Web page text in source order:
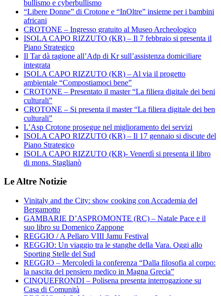
bullismo e cyberbullismo
“Libere Donne” di Crotone e “InOltre” insieme per i bambini
africani
CROTONE – Ingresso gratuito al Museo Archeologico
ISOLA CAPO RIZZUTO (KR) – Il 7 febbraio si presenta il
Piano Strategico
Il Tar dà ragione all’Adp di Kr sull’assistenza domiciliare
integrata
ISOLA CAPO RIZZUTO (KR) – Al via il progetto
ambientale “Compostiamoci bene”
CROTONE – Presentato il master “La filiera digitale dei beni
culturali”
CROTONE – Si presenta il master “La filiera digitale dei ben
culturali”
L’Asp Crotone prosegue nel miglioramento dei servizi
ISOLA CAPO RIZZUTO (KR) – Il 17 gennaio si discute del
Piano Strategico
ISOLA CAPO RIZZUTO (KR)- Venerdì si presenta il libro
di mons. Staglianò
Le Altre Notizie
Vinitaly and the City: show cooking con Accademia del
Bergamotto
GAMBARIE D’ASPROMONTE (RC) – Natale Pace e il
suo libro su Domenico Zappone
REGGIO / A Pellaro VIII Jamu Festival
REGGIO: Un viaggio tra le stanghe della Vara. Oggi allo
Sporting Stelle del Sud
REGGIO – Mercoledì la conferenza “Dalla filosofia al corpo:
la nascita del pensiero medico in Magna Grecia”
CINQUEFRONDI – Polisena presenta interrogazione su
Casa di Comunità